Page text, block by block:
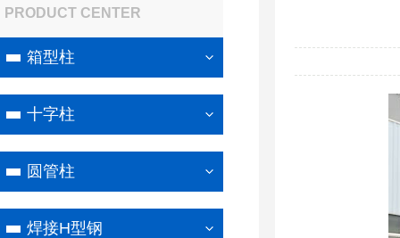
PRODUCT CENTER
箱型柱
十字柱
圆管柱
焊接H型钢